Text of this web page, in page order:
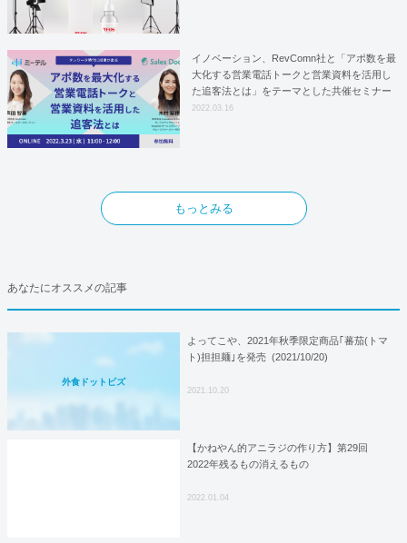
イノベーション、RevComn社と「アポ数を最
大化する営業電話トークと営業資料を活用し
た追客法とは」をテーマとした共催セミナー
を開催！
2022.03.16
もっとみる
あなたにオススメの記事
外食ドットビズ
よってこや、2021年秋季限定商品｢蕃茄(トマ
ト)担担麺｣を発売 (2021/10/20)
2021.10.20
【かねやん的アニラジの作り方】第29回
2022年残るもの消えるもの
2022.01.04